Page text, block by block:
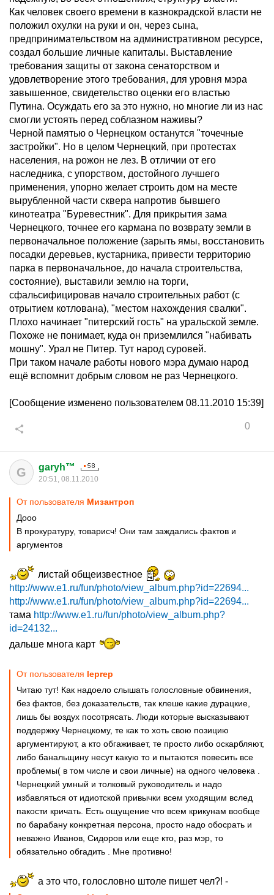
Как человек своего времени в казнокрадской власти не
положил охулки на руки и он, через сына,
предпринимательством на административном ресурсе,
создал большие личные капиталы. Выставление
требования защиты от закона сенаторством и
удовлетворение этого требования, для уровня мэра
завышенное, свидетельство оценки его властью
Путина. Осуждать его за это нужно, но многие ли из нас
смогли устоять перед соблазном наживы?
Черной памятью о Чернецком останутся "точечные
застройки". Но в целом Чернецкий, при протестах
населения, на рожон не лез. В отличии от его
наследника, с упорством, достойного лучшего
применения, упорно желает строить дом на месте
вырубленной части сквера напротив бывшего
кинотеатра "Буревестник". Для прикрытия зама
Чернецкого, точнее его кармана по возврату земли в
первоначальное положение (зарыть ямы, восстановить
посадки деревьев, кустарника, привести территорию
парка в первоначальное, до начала строительства,
состояние), выставили землю на торги,
сфальсифицировав начало строительных работ (с
отрытием котлована), "местом нахождения свалки".
Плохо начинает "питерский гость" на уральской земле.
Похоже не понимает, куда он приземлился "набивать
мошну". Урал не Питер. Тут народ суровей.
При таком начале работы нового мэра думаю народ
ещё вспомнит добрым словом не раз Чернецкого.
[Сообщение изменено пользователем 08.11.2010 15:39]
0
G garyh™
20:51, 08.11.2010
От пользователя Mизaнтрoп
Дооо
В прокуратуру, товарисч! Они там заждались фактов и
аргументов
листай общеизвестное
http://www.e1.ru/fun/photo/view_album.php?id=22694...
http://www.e1.ru/fun/photo/view_album.php?id=22694...
тама http://www.e1.ru/fun/photo/view_album.php?
id=24132...
дальше многа карт
От пользователя leprep
Читаю тут! Как надоело слышать голословные обвинения,
без фактов, без доказательств, так клеше какие дурацкие,
лишь бы воздух посотрясать. Люди которые высказывают
поддержку Чернецкому, те как то хоть свою позицию
аргументируют, а кто обгаживает, те просто либо оскарбляют,
либо банальщину несут какую то и пытаются повесить все
проблемы( в том числе и свои личные) на одного человека .
Чернецкий умный и толковый руководитель и надо
избавляться от идиотской привычки всем уходящим вслед
пакости кричать. Есть ощущение что всем крикунам вообще
по барабану конкретная персона, просто надо обосрать и
неважно Иванов, Сидоров или еще кто, раз мэр, то
обязательно обгадить . Мне противно!
а это что, голословно штоле пишет чел?! -